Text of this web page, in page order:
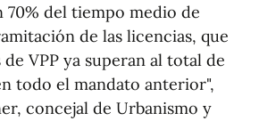
del tiempo medio de
de las licencias, que
de VPP ya superan al total de
todo el mandato anterior",
concejal de Urbanismo y